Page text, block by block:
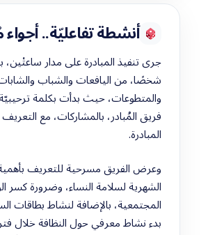
أنشطة تفاعليّة..
شخصًا، من اليافعات والشباب
والمتطوعات، حيث بدأت بكلمة
فريق المُبادر، بالمشاركات، مع
المبادرة.
وعرض الفريق مسرحية للتعريف
الشهرية لسلامة النساء، وضرورة كسر
المجتمعية، بالإضافة لنشاط بطاقات
بدء نشاط معرفي حول النظافة خلال